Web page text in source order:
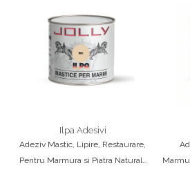
Ilpa Adesivi
Adeziv Mastic, Lipire, Restaurare,
Pentru Marmura si Piatra Naturala